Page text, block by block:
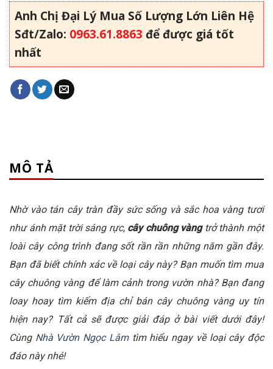
Anh Chị Đại Lý Mua Số Lượng Lớn Liên Hệ
Sđt/Zalo: 0963.61.8863 để được giá tốt
nhất
MÔ TẢ
Nhờ vào tán cây tràn đầy sức sống và sắc hoa vàng tươi
như ánh mặt trời sáng rực, cây chuông vàngtrở thành một
loài cây công trình đang sốt rần rần những năm gần đây.
Bạn đã biết chính xác về loại cây này? Bạn muốn tìm mua
cây chuông vàng để làm cảnh trong vườn nhà? Bạn đang
loay hoay tìm kiếm địa chỉ bán cây chuông vàng uy tín
hiện nay? Tất cả sẽ được giải đáp ở bài viết dưới đây!
Cùng Nhà Vườn Ngọc Lâmtìm hiểu ngay về loại cây độc
đáo này nhé!